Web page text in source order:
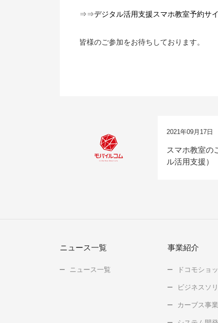
⇒⇒デジタル活用支援スマホ教室予約サ
皆様のご参加をお待ちしております。
2021年09月17日
スマホ教室の
ル活用支援）
ニュース一覧
ニュース一覧
事業紹介
ドコモショ
ビジネスソ
カーブス事業